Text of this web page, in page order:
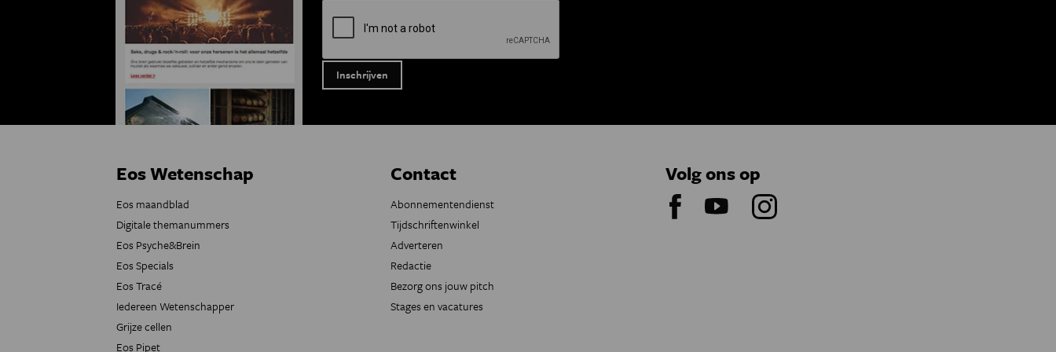
Eos Wetenschap
Eos maandblad
Digitale themanummers
Eos Psyche&Brein
Eos Specials
Eos Tracé
Iedereen Wetenschapper
Grijze cellen
Eos Pipet
Contact
Abonnementendienst
Tijdschriftenwinkel
Adverteren
Redactie
Bezorg ons jouw pitch
Stages en vacatures
Volg ons op